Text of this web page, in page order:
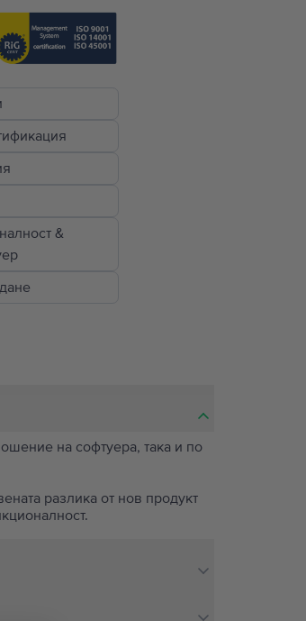
&
на софтуера, така и по
разлика от нов продукт